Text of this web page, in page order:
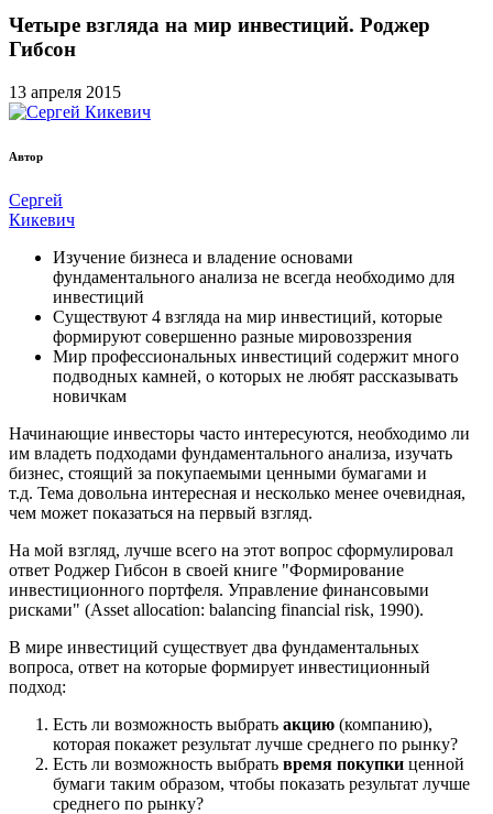
Четыре взгляда на мир инвестиций. Роджер
Гибсон
13 апреля 2015
Автор
Сергей
Кикевич
Изучение бизнеса и владение основами
фундаментального анализа не всегда необходимо для
инвестиций
Существуют 4 взгляда на мир инвестиций, которые
формируют совершенно разные мировоззрения
Мир профессиональных инвестиций содержит много
подводных камней, о которых не любят рассказывать
новичкам
Начинающие инвесторы часто интересуются, необходимо ли
им владеть подходами фундаментального анализа, изучать
бизнес, стоящий за покупаемыми ценными бумагами и
т.д. Тема довольна интересная и несколько менее очевидная,
чем может показаться на первый взгляд.
На мой взгляд, лучше всего на этот вопрос сформулировал
ответ Роджер Гибсон в своей книге "Формирование
инвестиционного портфеля. Управление финансовыми
рисками" (Asset allocation: balancing financial risk, 1990).
В мире инвестиций существует два фундаментальных
вопроса, ответ на которые формирует инвестиционный
подход:
Есть ли возможность выбрать акцию (компанию),
которая покажет результат лучше среднего по рынку?
Есть ли возможность выбрать время покупки ценной
бумаги таким образом, чтобы показать результат лучше
среднего по рынку?